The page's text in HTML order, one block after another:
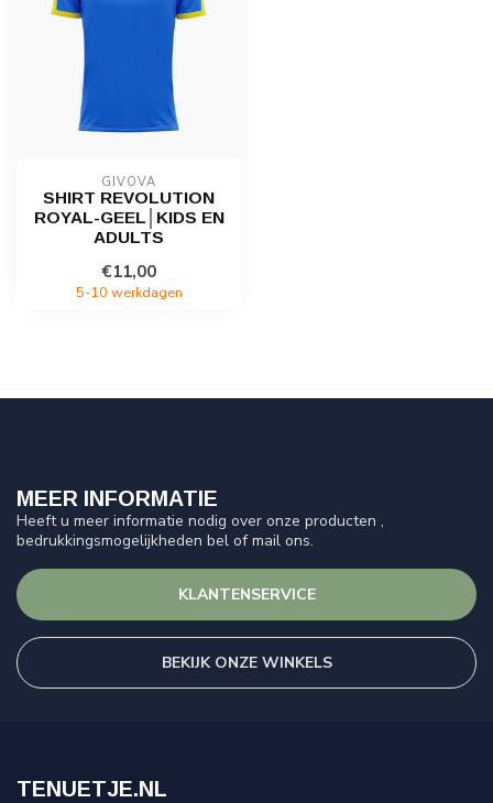
GIVOVA
SHIRT REVOLUTION
ROYAL-GEEL│KIDS EN
ADULTS
€11,00
5-10 werkdagen
MEER INFORMATIE
Heeft u meer informatie nodig over onze producten ,
bedrukkingsmogelijkheden bel of mail ons.
KLANTENSERVICE
BEKIJK ONZE WINKELS
TENUETJE.NL